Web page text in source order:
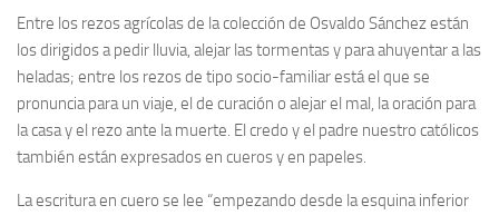
Entre los rezos agrícolas de la colección de Osvaldo Sánchez están
los dirigidos a pedir lluvia, alejar las tormentas y para ahuyentar a las
heladas; entre los rezos de tipo socio-familiar está el que se
pronuncia para un viaje, el de curación o alejar el mal, la oración para
la casa y el rezo ante la muerte. El credo y el padre nuestro católicos
también están expresados en cueros y en papeles.
La escritura en cuero se lee “empezando desde la esquina inferior